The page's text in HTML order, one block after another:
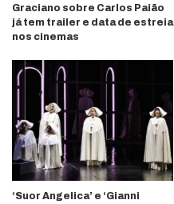
Graciano sobre Carlos Paião
já tem trailer e data de estreia
nos cinemas
‘Suor Angelica’ e ‘Gianni